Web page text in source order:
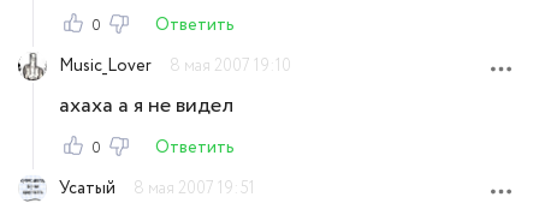
0
Ответить
Music_Lover
8 мая 2007 19:10
ахаха а я не видел
0
Ответить
Усатый
8 мая 2007 19:51